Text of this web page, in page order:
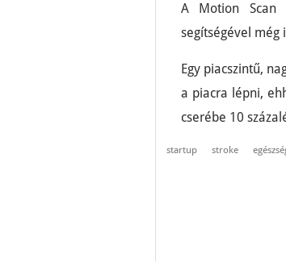
A Motion Scan
segítségével még
Egy piacszintű,
a piacra lépni,
cserébe 10
startup stroke